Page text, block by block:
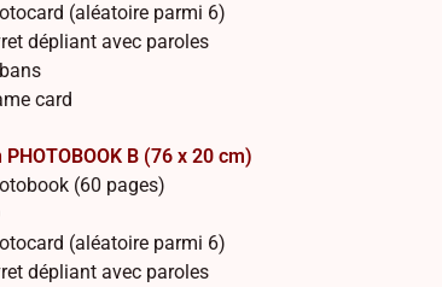
(aléatoire parmi 6)
dépliant avec paroles
card
B (76 x 20 cm)
(60 pages)
(aléatoire parmi 6)
dépliant avec paroles